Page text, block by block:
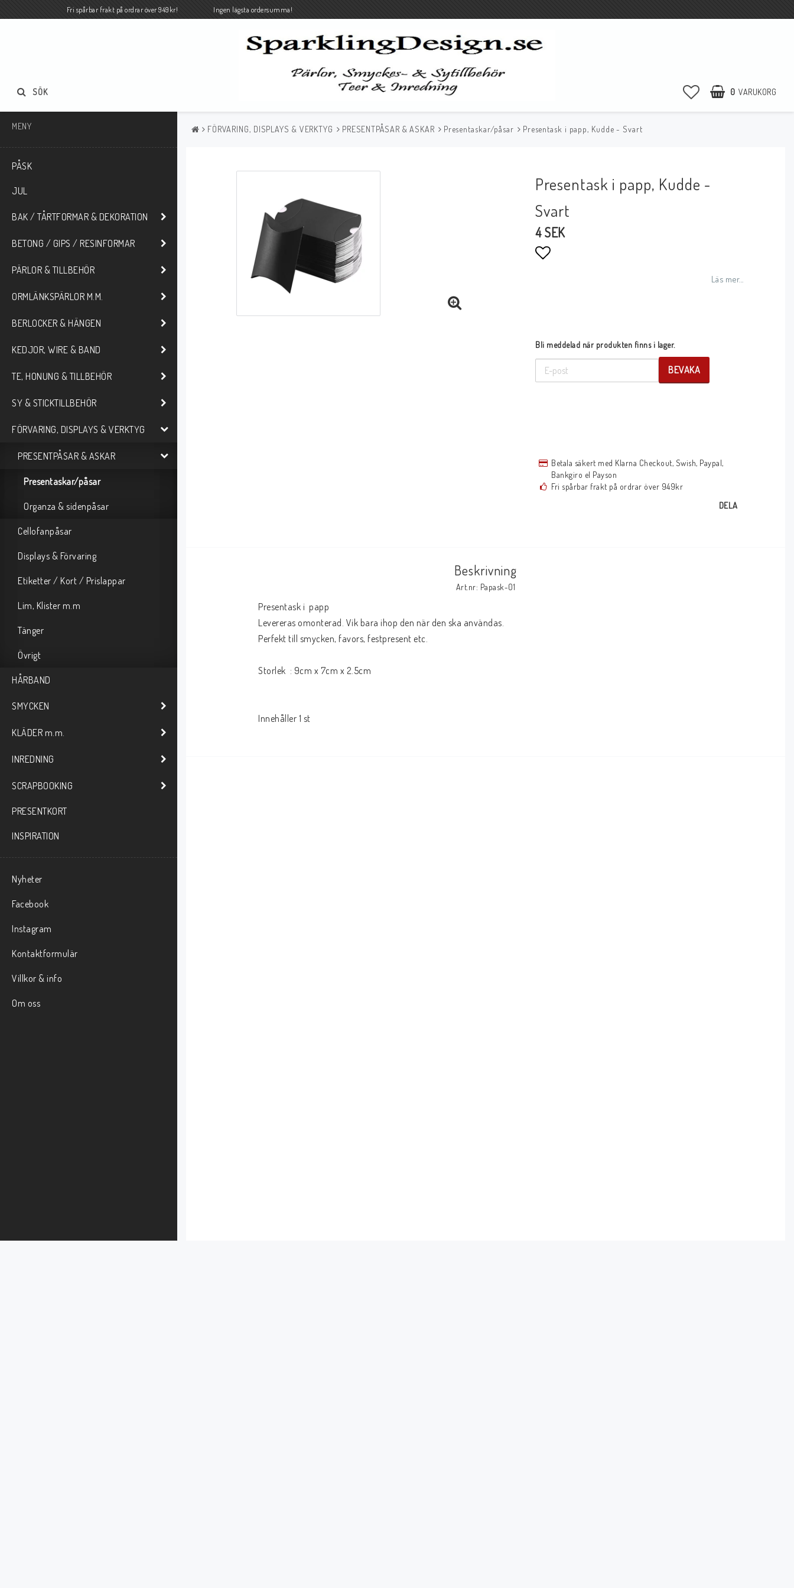
Fri spårbar frakt på ordrar över 949kr! Ingen lägsta ordersumma!
0 VARUKORG
SÖK
MENY
PÅSK
JUL
BAK / TÅRTFORMAR & DEKORATION
BETONG / GIPS / RESINFORMAR
PÄRLOR & TILLBEHÖR
ORMLÄNKSPÄRLOR M.M.
BERLOCKER & HÄNGEN
KEDJOR, WIRE & BAND
TE, HONUNG & TILLBEHÖR
SY & STICKTILLBEHÖR
FÖRVARING, DISPLAYS & VERKTYG
PRESENTPÅSAR & ASKAR
Presentaskar/påsar
Organza & sidenpåsar
Cellofanpåsar
Displays & Förvaring
Etiketter / Kort / Prislappar
Lim, Klister m.m
Tänger
Övrigt
HÅRBAND
SMYCKEN
KLÄDER m.m.
INREDNING
SCRAPBOOKING
PRESENTKORT
INSPIRATION
Nyheter
Facebook
Instagram
Kontaktformulär
Villkor & info
Om oss
FÖRVARING, DISPLAYS & VERKTYG PRESENTPÅSAR & ASKAR Presentaskar/påsar Presentask i papp, Kudde - Svart
Presentask i papp, Kudde -
Svart
4 SEK
Läs mer...
Bli meddelad när produkten finns i lager.
BEVAKA
Betala säkert med Klarna Checkout, Swish, Paypal,
Bankgiro el Payson
Fri spårbar frakt på ordrar över 949kr
DELA
Beskrivning
Art.nr: Papask-01
Presentask i  papp
Levereras omonterad. Vik bara ihop den när den ska användas.
Perfekt till smycken, favors, festpresent etc.
Storlek  : 9cm x 7cm x 2.5cm
Innehåller 1 st